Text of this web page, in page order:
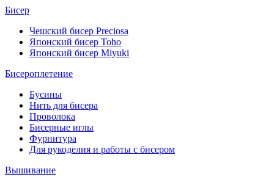
Бисер
Чешский бисер Preciosa
Японский бисер Toho
Японский бисер Miyuki
Бисероплетение
Бусины
Нить для бисера
Проволока
Бисерные иглы
Фурнитура
Для рукоделия и работы с бисером
Вышивание